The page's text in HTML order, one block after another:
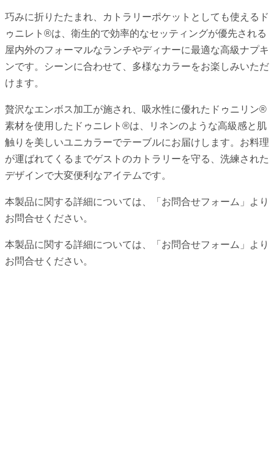
巧みに折りたたまれ、カトラリーポケットとしても使えるド
ゥニレト®は、衛生的で効率的なセッティングが優先される
屋内外のフォーマルなランチやディナーに最適な高級ナプキ
ンです。シーンに合わせて、多様なカラーをお楽しみいただ
けます。
贅沢なエンボス加工が施され、吸水性に優れたドゥニリン®
素材を使用したドゥニレト®は、リネンのような高級感と肌
触りを美しいユニカラーでテーブルにお届けします。お料理
が運ばれてくるまでゲストのカトラリーを守る、洗練された
デザインで大変便利なアイテムです。
本製品に関する詳細については、「お問合せフォーム」より
お問合せください。
本製品に関する詳細については、「お問合せフォーム」より
お問合せください。